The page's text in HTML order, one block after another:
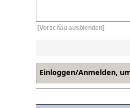
[Vorschau ausblenden]